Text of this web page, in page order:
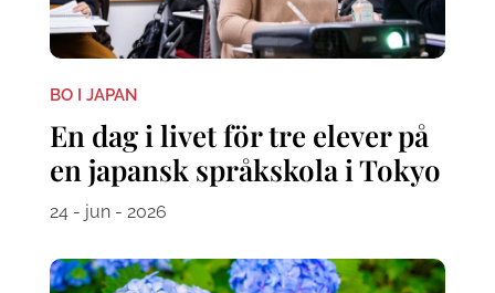
BO I JAPAN
En dag i livet för tre elever på
en japansk språkskola i Tokyo
24 - jun - 2026